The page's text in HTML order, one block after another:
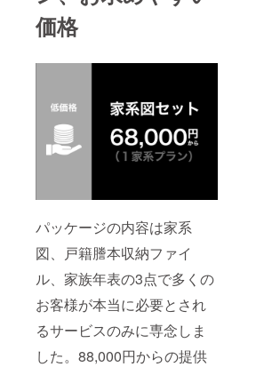
価格
パッケージの内容は家系
図、戸籍謄本収納ファイ
ル、家族年表の3点で多くの
お客様が本当に必要とされ
るサービスのみに専念しま
した。88,000円からの提供